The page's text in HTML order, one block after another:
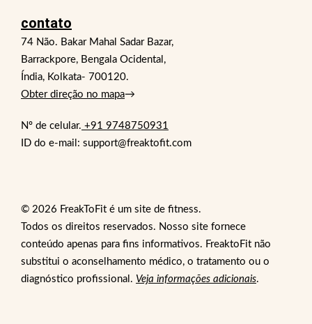
contato
74 Não. Bakar Mahal Sadar Bazar,
Barrackpore, Bengala Ocidental,
Índia, Kolkata- 700120.
Obter direção no mapa→
Nº de celular. +91 9748750931
ID do e-mail: support@freaktofit.com
© 2026 FreakToFit é um site de fitness.
Todos os direitos reservados. Nosso site fornece
conteúdo apenas para fins informativos. FreaktoFit não
substitui o aconselhamento médico, o tratamento ou o
diagnóstico profissional. Veja informações adicionais.